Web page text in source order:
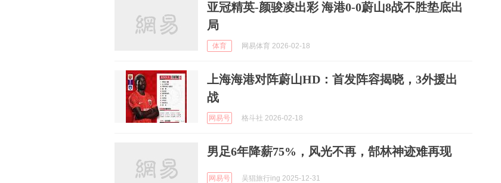
亚冠精英-颜骏凌出彩 海港0-0蔚山8战不胜垫底出
局
体育 网易体育 2026-02-18
上海海港对阵蔚山HD：首发阵容揭晓，3外援出
战
网易号 格斗社 2026-02-18
男足6年降薪75%，风光不再，郜林神迹难再现
网易号 吴猖旅行ing 2025-12-31